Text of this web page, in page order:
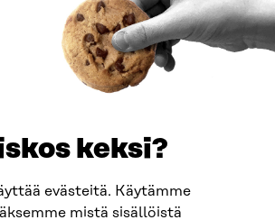
keksi?
evästeitä. Käytämme
mistä sisällöistä
MEDIASSA